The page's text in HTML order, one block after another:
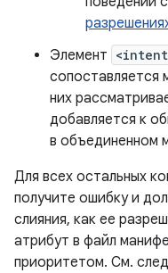
Элемент
них
добавляется к
в объединенном
Для всех остальных
получите ошибку и
слияния, как ее
атрибут в файл
приоритетом. См.